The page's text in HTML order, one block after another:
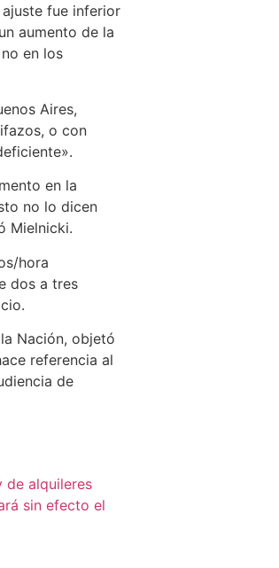
fue inferior
aumento de la
en los
Aires,
o con
en la
no lo dicen
Mielnicki.
hora
dos a tres
Nación, objetó
referencia al
de
de alquileres
sin efecto el